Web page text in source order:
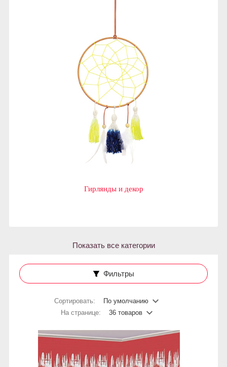
Гирлянды и декор
Показать все категории
Фильтры
Сортировать:
По умолчанию
На странице:
36 товаров